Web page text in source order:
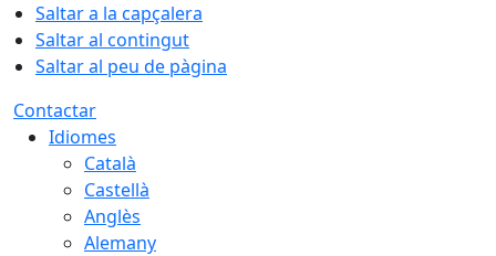
Saltar a la capçalera
Saltar al contingut
Saltar al peu de pàgina
Contactar
Idiomes
Català
Castellà
Anglès
Alemany